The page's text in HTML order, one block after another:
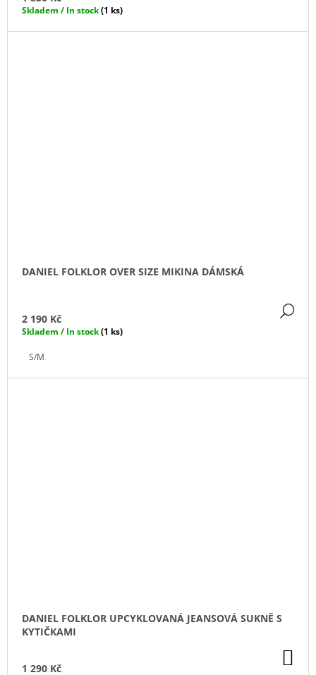
Skladem / In stock(1 ks)
DANIEL FOLKLOR OVER SIZE MIKINA DÁMSKÁ
2 190 Kč
Skladem / In stock(1 ks)
S/M
DANIEL FOLKLOR UPCYKLOVANÁ JEANSOVÁ SUKNĚ S
KYTIČKAMI
1 290 Kč